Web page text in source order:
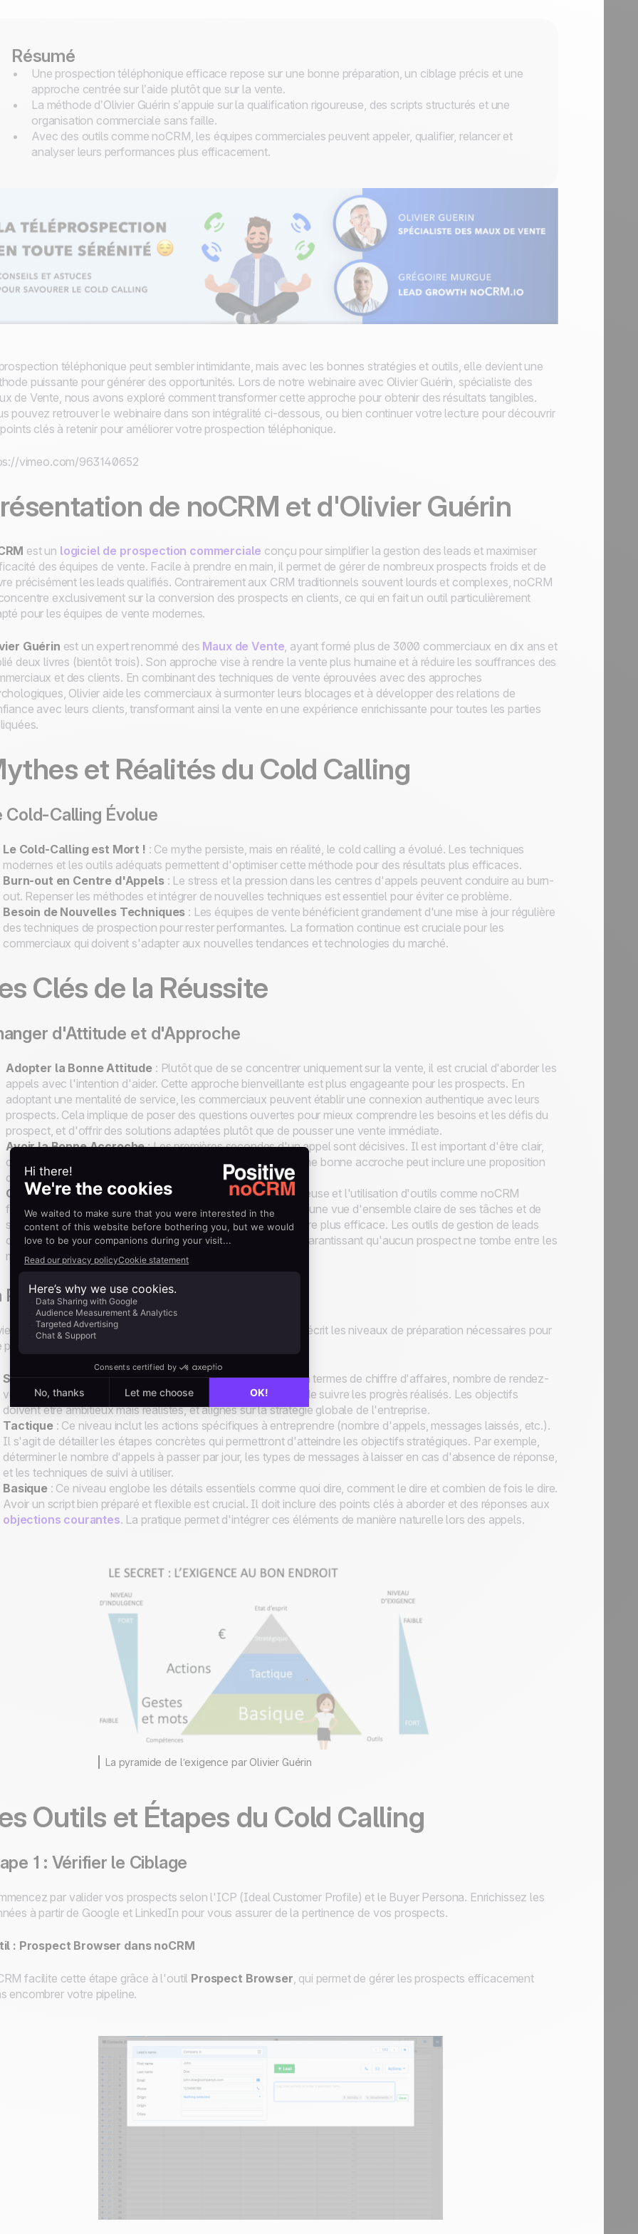
Résumé
Une prospection téléphonique efficace repose sur une bonne préparation, un ciblage précis et une
approche centrée sur l’aide plutôt que sur la vente.
La méthode d’Olivier Guérin s’appuie sur la qualification rigoureuse, des scripts structurés et une
organisation commerciale sans faille.
Avec des outils comme noCRM, les équipes commerciales peuvent appeler, qualifier, relancer et
analyser leurs performances plus efficacement.
téléphonique peut sembler intimidante, mais avec les bonnes stratégies et outils, elle devient une
puissante pour générer des opportunités. Lors de notre webinaire avec Olivier Guérin, spécialiste des
de Vente, nous avons exploré comment transformer cette approche pour obtenir des résultats tangibles.
pouvez retrouver le webinaire dans son intégralité ci-dessous, ou bien continuer votre lecture pour découvrir
clés à retenir pour améliorer votre prospection téléphonique.
vimeo.com/963140652
de noCRM et d'Olivier Guérin
est un logiciel de prospection commerciale conçu pour simplifier la gestion des leads et maximiser
des équipes de vente. Facile à prendre en main, il permet de gérer de nombreux prospects froids et de
précisément les leads qualifiés. Contrairement aux CRM traditionnels souvent lourds et complexes, noCRM
exclusivement sur la conversion des prospects en clients, ce qui en fait un outil particulièrement
pour les équipes de vente modernes.
Guérin est un expert renommé des Maux de Vente , ayant formé plus de 3000 commerciaux en dix ans et
deux livres (bientôt trois). Son approche vise à rendre la vente plus humaine et à réduire les souffrances des
et des clients. En combinant des techniques de vente éprouvées avec des approches
Olivier aide les commerciaux à surmonter leurs blocages et à développer des relations de
avec leurs clients, transformant ainsi la vente en une expérience enrichissante pour toutes les parties
et Réalités du Cold Calling
Cold-Calling Évolue
Le Cold-Calling est Mort ! : Ce mythe persiste, mais en réalité, le cold calling a évolué. Les techniques
modernes et les outils adéquats permettent d'optimiser cette méthode pour des résultats plus efficaces.
Burn-out en Centre d'Appels: Le stress et la pression dans les centres d'appels peuvent conduire au burn-
out. Repenser les méthodes et intégrer de nouvelles techniques est essentiel pour éviter ce problème.
Besoin de Nouvelles Techniques : Les équipes de vente bénéficient grandement d'une mise à jour régulière
des techniques de prospection pour rester performantes. La formation continue est cruciale pour les
commerciaux qui doivent s'adapter aux nouvelles tendances et technologies du marché.
Clés de la Réussite
d'Attitude et d'Approche
Adopter la Bonne Attitude : Plutôt que de se concentrer uniquement sur la vente, il est crucial d'aborder les
appels avec l'intention d'aider. Cette approche bienveillante est plus engageante pour les prospects. En
adoptant une mentalité de service, les commerciaux peuvent établir une connexion authentique avec leurs
prospects. Cela implique de poser des questions ouvertes pour mieux comprendre les besoins et les défis du
prospect, et d'offrir des solutions adaptées plutôt que de pousser une vente immédiate.
Avoir la Bonne Accroche: Les premières secondes d'un appel sont décisives. Il est important d'être clair,
concis et pertinent pour capter l'attention immédiatement. Une bonne accroche peut inclure une proposition
de valeur qui résonne avec le prospect.
Organisation et Outils Adaptés
: Une organisation rigoureuse et l'utilisation d'outils comme noCRM
facilitent grandement le processus de prospection. En ayant une vue d'ensemble claire de ses tâches et de
ses leads, un commercial peut prioriser ses actions de manière plus efficace. Les outils de gestion de leads
offrent également des fonctionnalités de suivi et de rappel, garantissant qu'aucun prospect ne tombe entre les
mailles du filet.
Pyramide de l'Exigence
Guérin nous a présenté la
, qui décrit les niveaux de préparation nécessaires pour
prospection téléphonique réussie :
Stratégique: Ce niveau correspond au résultat souhaité (en termes de chiffre d'affaires, nombre de rendez-
vous, etc.). Définir des objectifs clairs et mesurables permet de suivre les progrès réalisés. Les objectifs
doivent être ambitieux mais réalistes, et alignés sur la stratégie globale de l'entreprise.
Tactique: Ce niveau inclut les actions spécifiques à entreprendre (nombre d'appels, messages laissés, etc.).
Il s'agit de détailler les étapes concrètes qui permettront d'atteindre les objectifs stratégiques. Par exemple,
déterminer le nombre d'appels à passer par jour, les types de messages à laisser en cas d'absence de réponse,
et les techniques de suivi à utiliser.
Basique: Ce niveau englobe les détails essentiels comme quoi dire, comment le dire et combien de fois le dire.
Avoir un script bien préparé et flexible est crucial. Il doit inclure des points clés à aborder et des réponses aux
objections courantes. La pratique permet d'intégrer ces éléments de manière naturelle lors des appels.
La pyramide de l’exigence par Olivier Guérin
Outils et Étapes du Cold Calling
1 : Vérifier le Ciblage
par valider vos prospects selon l'ICP (Ideal Customer Profile) et le Buyer Persona. Enrichissez les
à partir de Google et LinkedIn pour vous assurer de la pertinence de vos prospects.
: Prospect Browser dans noCRM
facilite cette étape grâce à l'outil Prospect Browser , qui permet de gérer les prospects efficacement
encombrer votre pipeline.